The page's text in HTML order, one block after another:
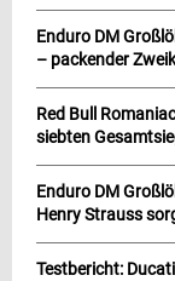
Enduro DM
– packender
Red Bull
siebten
Enduro DM
Henry Strauss
Testbericht: